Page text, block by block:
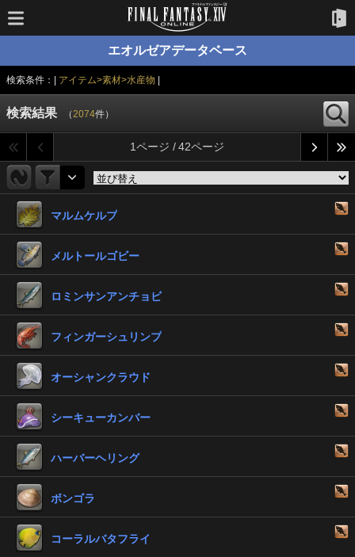
エオルゼアデータベース
検索条件：| アイテム>素材>水産物
検索結果 （2074件）
1ページ / 42ページ
マルムケルプ
メルトールゴビー
ロミンサンアンチョビ
フィンガーシュリンプ
オーシャンクラウド
シーキューカンバー
ハーバーヘリング
ボンゴラ
コーラルバタフライ